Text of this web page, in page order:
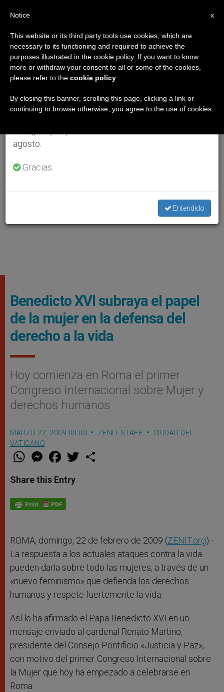
Benedicto XVI subraya el papel
de la mujer en la defensa del
derecho a la vida
Hoy comienza en Roma el primer
Congreso Internacional sobre Mujer y
derechos humanos
MARZO 22, 2009 00:00 ZENIT STAFF
CIUDAD DEL
VATICANO
W
t
s
p
p
M
e
s
e
g
e
F
a
e
b
o
k
w
Share this Entry
ROMA, domingo, 22 de febrero de 2009 (ZENIT.org).-
La respuesta a los actuales ataques contra la vida
pueden darla sobre todo las mujeres, a través de un
«nuevo feminismo» que defienda los derechos
humanos y respete fuertemente la vida.
Así lo ha afirmado el Papa Benedicto XVI en un
mensaje enviado al cardenal Renato Martino,
presidente del Consejo Pontificio «Justicia y Paz»,
con motivo del primer Congreso Internacional sobre
la Mujer que hoy ha empezado a celebrarse en
Roma.
×
Aviso importante
Del 27 de julio al 7 de agosto haremos la pausa
anual, aprovechando que en el periodo de verano
se generan menos informaciones y también el
agosto.
Gracias.
Entendido
x
Notice
This website or its third party tools use cookies, which are
necessary to its functioning and required to achieve the
purposes illustrated in the cookie policy. If you want to know
more or withdraw your consent to all or some of the cookies,
please refer to the cookie policy
By closing this banner, scrolling this page, clicking a link or
continuing to browse otherwise, you agree to the use of cookies.